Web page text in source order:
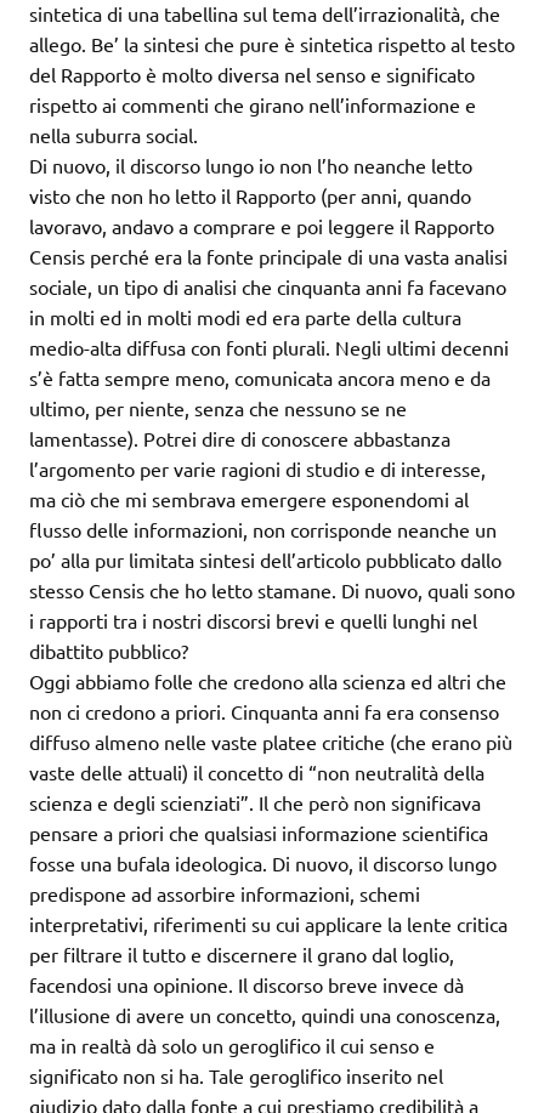
sintetica di una tabellina sul tema dell’irrazionalità, che
allego. Be’ la sintesi che pure è sintetica rispetto al testo
del Rapporto è molto diversa nel senso e significato
rispetto ai commenti che girano nell’informazione e
nella suburra social.
Di nuovo, il discorso lungo io non l’ho neanche letto
visto che non ho letto il Rapporto (per anni, quando
lavoravo, andavo a comprare e poi leggere il Rapporto
Censis perché era la fonte principale di una vasta analisi
sociale, un tipo di analisi che cinquanta anni fa facevano
in molti ed in molti modi ed era parte della cultura
medio-alta diffusa con fonti plurali. Negli ultimi decenni
s’è fatta sempre meno, comunicata ancora meno e da
ultimo, per niente, senza che nessuno se ne
lamentasse). Potrei dire di conoscere abbastanza
l’argomento per varie ragioni di studio e di interesse,
ma ciò che mi sembrava emergere esponendomi al
flusso delle informazioni, non corrisponde neanche un
po’ alla pur limitata sintesi dell’articolo pubblicato dallo
stesso Censis che ho letto stamane. Di nuovo, quali sono
i rapporti tra i nostri discorsi brevi e quelli lunghi nel
dibattito pubblico?
Oggi abbiamo folle che credono alla scienza ed altri che
non ci credono a priori. Cinquanta anni fa era consenso
diffuso almeno nelle vaste platee critiche (che erano più
vaste delle attuali) il concetto di “non neutralità della
scienza e degli scienziati”. Il che però non significava
pensare a priori che qualsiasi informazione scientifica
fosse una bufala ideologica. Di nuovo, il discorso lungo
predispone ad assorbire informazioni, schemi
interpretativi, riferimenti su cui applicare la lente critica
per filtrare il tutto e discernere il grano dal loglio,
facendosi una opinione. Il discorso breve invece dà
l’illusione di avere un concetto, quindi una conoscenza,
ma in realtà dà solo un geroglifico il cui senso e
significato non si ha. Tale geroglifico inserito nel
giudizio dato dalla fonte a cui prestiamo credibilità a